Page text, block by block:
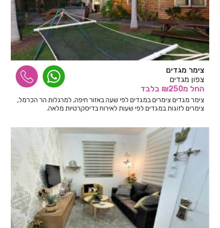
צימר מגדים
צפון מגדים
החל מ₪250 בלבד
צימר מגדים צימרים במגדים לפי שעה באזור חיפה, למרגלות הר הכרמל,
צימרים לזוגות במגדים לפי שעות לאירוח בדיסקרטיות מלאה.